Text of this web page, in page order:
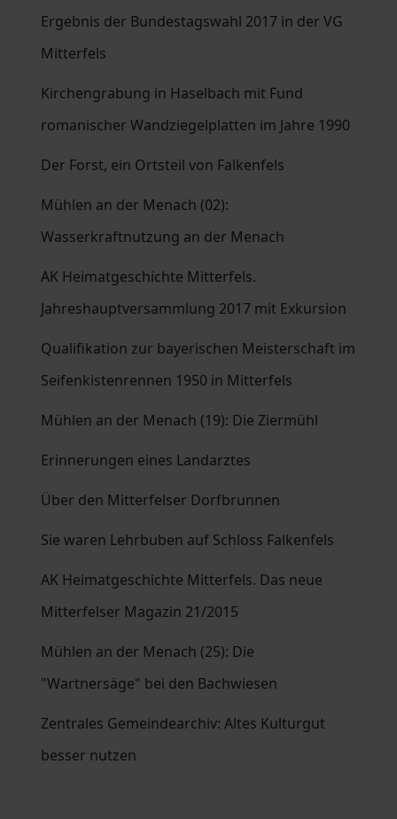
Ergebnis der Bundestagswahl 2017 in der VG
Mitterfels
Kirchengrabung in Haselbach mit Fund
romanischer Wandziegelplatten im Jahre 1990
Der Forst, ein Ortsteil von Falkenfels
Mühlen an der Menach (02):
Wasserkraftnutzung an der Menach
AK Heimatgeschichte Mitterfels.
Jahreshauptversammlung 2017 mit Exkursion
Qualifikation zur bayerischen Meisterschaft im
Seifenkistenrennen 1950 in Mitterfels
Mühlen an der Menach (19): Die Ziermühl
Erinnerungen eines Landarztes
Über den Mitterfelser Dorfbrunnen
Sie waren Lehrbuben auf Schloss Falkenfels
AK Heimatgeschichte Mitterfels. Das neue
Mitterfelser Magazin 21/2015
Mühlen an der Menach (25): Die
"Wartnersäge" bei den Bachwiesen
Zentrales Gemeindearchiv: Altes Kulturgut
besser nutzen